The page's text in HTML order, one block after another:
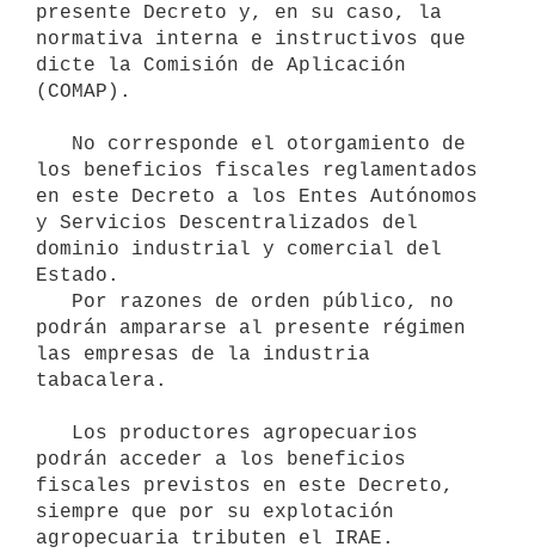
presente Decreto y, en su caso, la
normativa interna e instructivos que
dicte la Comisión de Aplicación
(COMAP).
los beneficios fiscales reglamentados
en este Decreto a los Entes Autónomos
y Servicios Descentralizados del
dominio industrial y comercial del
Estado.
podrán ampararse al presente régimen
las empresas de la industria
tabacalera.
podrán acceder a los beneficios
fiscales previstos en este Decreto,
siempre que por su explotación